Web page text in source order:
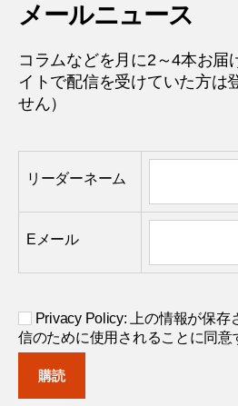
メールニュース
コラムなどを月に2～4本お届
イトで配信を受けていた方は
せん）
リーダーネーム
Eメール
Privacy Policy: 上の情報が保
信のために使用されることに同意